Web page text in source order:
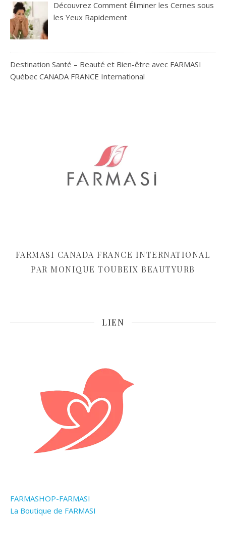
Découvrez Comment Éliminer les Cernes sous
les Yeux Rapidement
Destination Santé – Beauté et Bien-être avec FARMASI
Québec CANADA FRANCE International
FARMASI CANADA FRANCE INTERNATIONAL
PAR MONIQUE TOUBEIX BEAUTYURB
LIEN
FARMASHOP-FARMASI
La Boutique de FARMASI